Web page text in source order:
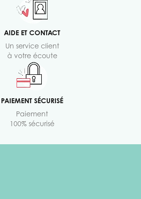
AIDE ET CONTACT
Un service client
à votre écoute
PAIEMENT SÉCURISÉ
Paiement
100% sécurisé